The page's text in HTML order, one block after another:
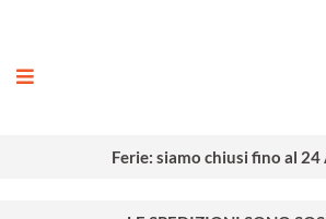
Ferie: siamo chiusi fino al 24